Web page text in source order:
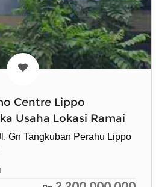
Centre Lippo
Usaha Lokasi Ramai
Gn Tangkuban Perahu Lippo